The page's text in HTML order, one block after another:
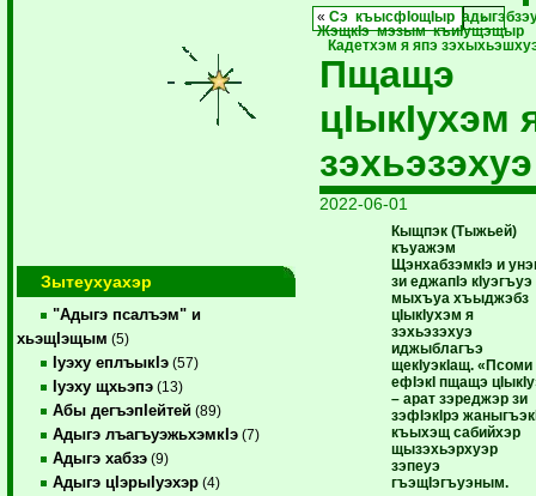
Зытеухуахэр
"Адыгэ псалъэм" и
хьэщIэщым (5)
Iуэху еплъыкIэ (57)
Iуэху щхьэпэ (13)
Абы дегъэпIейтей (89)
Адыгэ лъагъуэжьхэмкIэ (7)
Адыгэ хабзэ (9)
Адыгэ цIэрыIуэхэр (4)
«Сэ къысфIощIыр
ЖэщкIэ мэзым къиIущэщыр
Кадетхэм я япэ
Пщащэ
цIыкIухэм
зэхьэзэхуэ
2022-06-01
Кыщпэк (Тыжьей)
къуажэм
ЩэнхабзэмкIэ и
зи еджапIэ кIуэгъуэ
мыхъуа хъыджэбз
цIыкIухэм я
зэхьэзэхуэ
иджыблагъэ
щекIуэкIащ. «Псоми
ефIэкI пщащэ
– арат зэреджэр зи
зэфIэкIрэ
къыхэщ сабийхэр
щызэхьэрхуэр
зэпеуэ
гъэщIэгъуэным.